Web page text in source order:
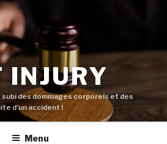
INJURY
subi des dommages corporels et des
d'un accident !
Menu